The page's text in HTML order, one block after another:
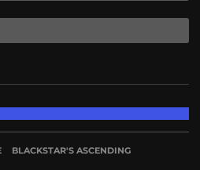
BLACKSTAR'S ASCENDING